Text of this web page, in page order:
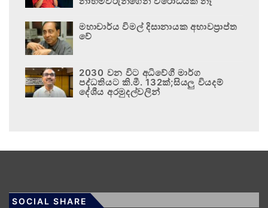
මහාචාර්ය විමල් දිසානායක අභාවප්‍රාප්ත
වේ
2030 වන විට අධිවේගී මාර්ග
පද්ධතියට කි.මී. 132ක්;සියලු වියදම්
දේශීය අරමුදල්වලින්
SOCIAL SHARE